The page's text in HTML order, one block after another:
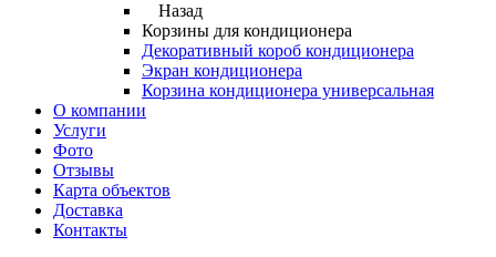
Назад
Корзины для кондиционера
Декоративный короб кондиционера
Экран кондиционера
Корзина кондиционера универсальная
О компании
Услуги
Фото
Отзывы
Карта объектов
Доставка
Контакты